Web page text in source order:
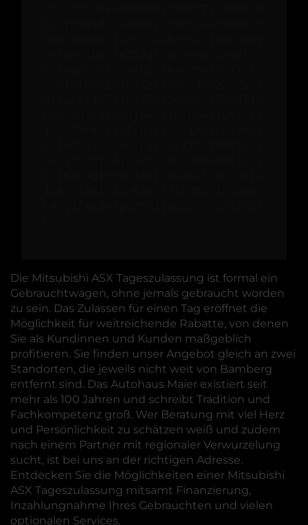
Die Mitsubishi ASX Tageszulassung ist formal ein
Gebrauchtwagen, ohne jemals gebraucht worden
zu sein. Das Zulassen für einen Tag eröffnet die
Möglichkeit für weitreichende Rabatte, von denen
Sie als Kundinnen und Kunden maßgeblich
profitieren. Sie finden unser Angebot gleich an zwei
Standorten, die jeweils nicht weit von Bamberg
entfernt sind. Das Autohaus Maier existiert seit
mehr als 100 Jahren und schreibt Tradition und
Fachkompetenz groß. Wer Beratung mit viel Herz
und Persönlichkeit zu schätzen weiß und zudem
nach einem Partner mit regionaler Verwurzelung
sucht, ist bei uns an der richtigen Adresse.
Entdecken Sie die Möglichkeiten einer Mitsubishi
ASX Tageszulassung mitsamt Finanzierung,
Inzahlungnahme Ihres Gebrauchten und vielen
optionalen Services.